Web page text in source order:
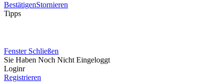
BestätigenStornieren
Tipps
Fenster Schließen
Sie Haben Noch Nicht Eingeloggt
Loginr
Registrieren